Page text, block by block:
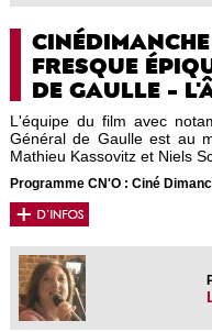
FRESQUE
DE GAULLE -
L'équipe du film avec
Général de Gaulle est au
Mathieu Kassovitz et Niels
Programme CN'O : Ciné